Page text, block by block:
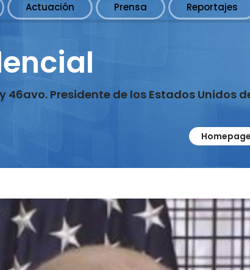
Actuación Prensa Reportajes
46avo. Presidente de los Estados Unidos
Homepage